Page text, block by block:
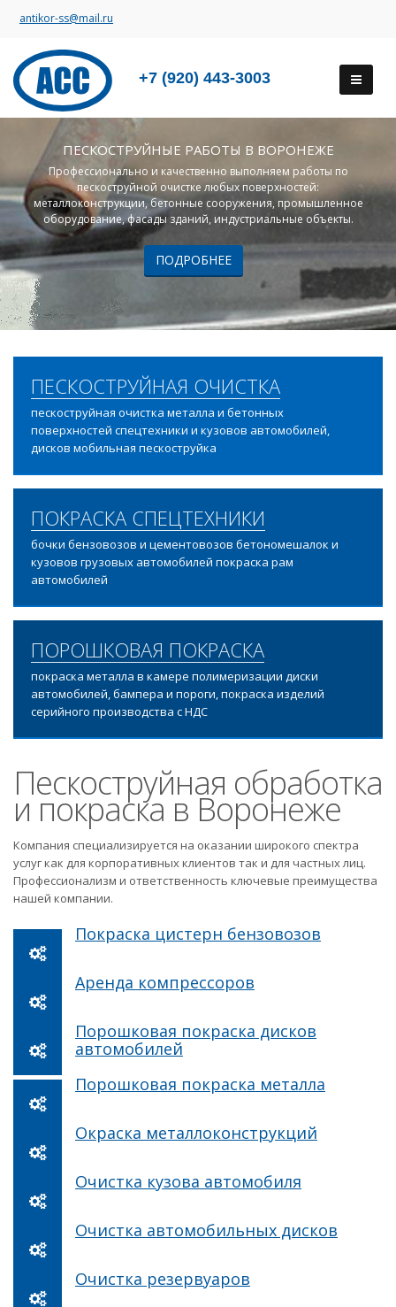
antikor-ss@mail.ru
+7 (920) 443-3003
ПЕСКОСТРУЙНЫЕ РАБОТЫ В ВОРОНЕЖЕ
Профессионально и качественно выполняем работы по
пескоструйной очистке любых поверхностей:
металлоконструкции, бетонные сооружения, промышленное
оборудование, фасады зданий, индустриальные объекты.
ПОДРОБНЕЕ
ПЕСКОСТРУЙНАЯ ОЧИСТКА
пескоструйная очистка металла и бетонных
поверхностей спецтехники и кузовов автомобилей,
дисков мобильная пескоструйка
ПОКРАСКА СПЕЦТЕХНИКИ
бочки бензовозов и цементовозов бетономешалок и
кузовов грузовых автомобилей покраска рам
автомобилей
ПОРОШКОВАЯ ПОКРАСКА
покраска металла в камере полимеризации диски
автомобилей, бампера и пороги, покраска изделий
серийного производства с НДС
Пескоструйная обработка
и покраска в Воронеже
Компания специализируется на оказании широкого спектра
услуг как для корпоративных клиентов так и для частных лиц.
Профессионализм и ответственность ключевые преимущества
нашей компании.
Покраска цистерн бензовозов
Аренда компрессоров
Порошковая покраска дисков
автомобилей
Порошковая покраска металла
Окраска металлоконструкций
Очистка кузова автомобиля
Очистка автомобильных дисков
Очистка резервуаров